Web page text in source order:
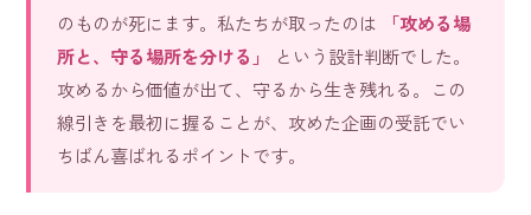
のものが死にます。私たちが取ったのは
「攻める場
所と、守る場所を分ける」
という設計判断でした。
攻めるから価値が出て、守るから生き残れる。この
線引きを最初に握ることが、攻めた企画の受託でい
ちばん喜ばれるポイントです。